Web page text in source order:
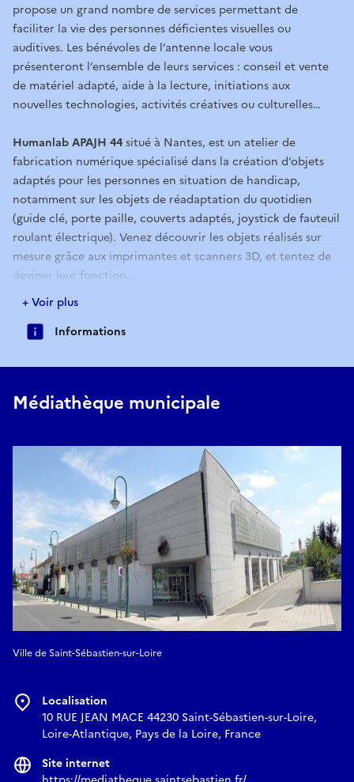
propose un grand nombre de services permettant de
faciliter la vie des personnes déficientes visuelles ou
auditives. Les bénévoles de l’antenne locale vous
présenteront l’ensemble de leurs services : conseil et vente
de matériel adapté, aide à la lecture, initiations aux
nouvelles technologies, activités créatives ou culturelles…
Humanlab APAJH 44situé à Nantes, est un atelier de
fabrication numérique spécialisé dans la création d’objets
adaptés pour les personnes en situation de handicap,
notamment sur les objets de réadaptation du quotidien
(guide clé, porte paille, couverts adaptés, joystick de fauteuil
roulant électrique). Venez découvrir les objets réalisés sur
mesure grâce aux imprimantes et scanners 3D, et tentez de
deviner leur fonction…
Dans le cadre du temps fort « 2025, des rencontres
extraordinaires autour du handicap »
+ Voir plus
Informations
Médiathèque municipale
Ville de Saint-Sébastien-sur-Loire
Localisation
10 RUE JEAN MACE 44230 Saint-Sébastien-sur-Loire,
Loire-Atlantique, Pays de la Loire, France
Site internet